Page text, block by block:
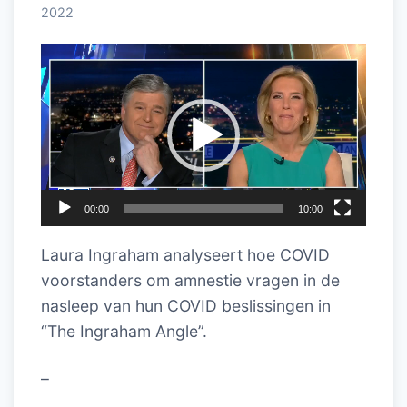
2022
Videospeler
00:00 10:00
Laura Ingraham analyseert hoe COVID
voorstanders om amnestie vragen in de
nasleep van hun COVID beslissingen in
“The Ingraham Angle”.
–